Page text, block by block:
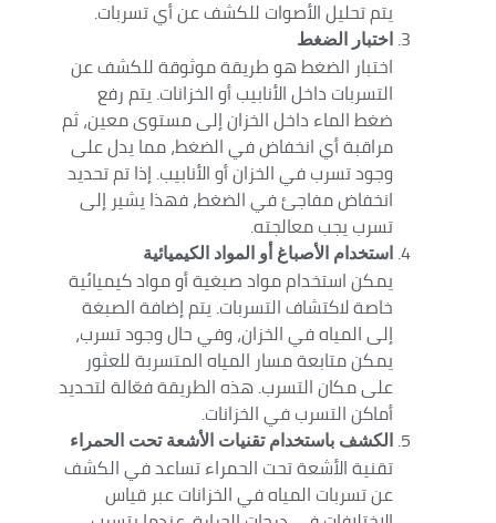
يتم تحليل الأصوات للكشف عن أي تسربات.
اختبار الضغط
اختبار الضغط هو طريقة موثوقة للكشف عن
التسربات داخل الأنابيب أو الخزانات. يتم رفع
ضغط الماء داخل الخزان إلى مستوى معين، ثم
مراقبة أي انخفاض في الضغط، مما يدل على
وجود تسرب في الخزان أو الأنابيب. إذا تم تحديد
انخفاض مفاجئ في الضغط، فهذا يشير إلى
تسرب يجب معالجته.
استخدام الأصباغ أو المواد الكيميائية
يمكن استخدام مواد صبغية أو مواد كيميائية
خاصة لاكتشاف التسربات. يتم إضافة الصبغة
إلى المياه في الخزان، وفي حال وجود تسرب،
يمكن متابعة مسار المياه المتسربة للعثور
على مكان التسرب. هذه الطريقة فعّالة لتحديد
أماكن التسرب في الخزانات.
الكشف باستخدام تقنيات الأشعة تحت الحمراء
تقنية الأشعة تحت الحمراء تساعد في الكشف
عن تسربات المياه في الخزانات عبر قياس